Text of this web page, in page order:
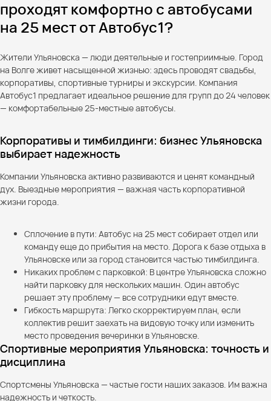
проходят комфортно с автобусами
на 25 мест от Автобус1?
Жители Ульяновска — люди деятельные и гостеприимные. Город
на Волге живет насыщенной жизнью: здесь проводят свадьбы,
корпоративы, спортивные турниры и экскурсии. Компания
Автобус1 предлагает идеальное решение для групп до 24 человек
— комфортабельные 25-местные автобусы.
Корпоративы и тимбилдинги: бизнес Ульяновска
выбирает надежность
Компании Ульяновска активно развиваются и ценят командный
дух. Выездные мероприятия — важная часть корпоративной
жизни города.
Сплочение в пути: Автобус на 25 мест собирает отдел или
команду еще до прибытия на место. Дорога к базе отдыха в
Ульяновске или за город становится частью тимбилдинга.
Никаких проблем с парковкой: В центре Ульяновска сложно
найти парковку для нескольких машин. Один автобус
решает эту проблему — все сотрудники едут вместе.
Гибкость маршрута: Легко скорректируем план, если
коллектив решит заехать на видовую точку или изменить
место проведения вечеринки в Ульяновске.
Спортивные мероприятия Ульяновска: точность и
дисциплина
Спортсмены Ульяновска — частые гости наших заказов. Им важна
надежность и четкость.